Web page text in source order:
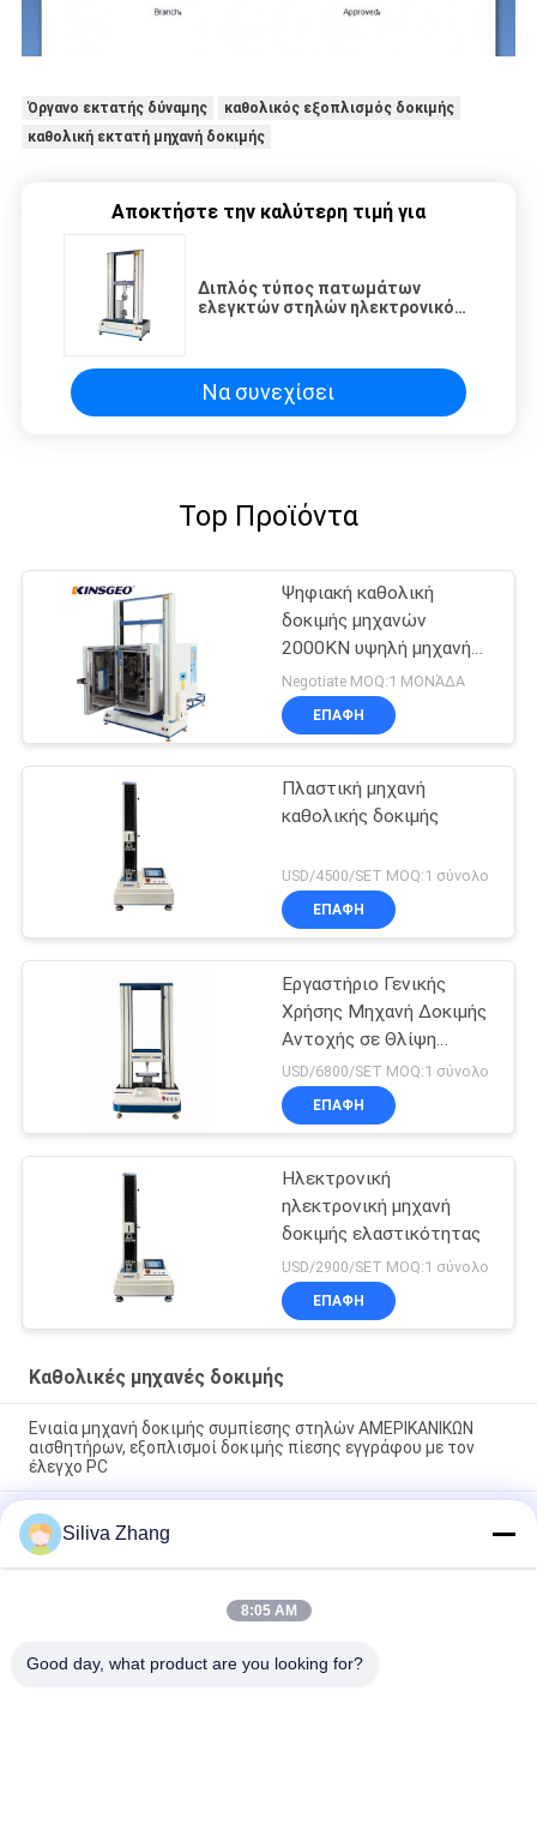
Όργανο εκτατής δύναμης
καθολικός εξοπλισμός δοκιμής
καθολική εκτατή μηχανή δοκιμής
Αποκτήστε την καλύτερη τιμή για
Διπλός τύπος πατωμάτων
ελεγκτών στηλών ηλεκτρονικός
Να συνεχίσει
Top Προϊόντα
Ψηφιακή καθολική
δοκιμής μηχανών
2000KN υψηλή μηχανή
δοκιμής ακρίβειας
εκτατή
Negotiate MOQ:1 ΜΟΝΆΔΑ
ΕΠΑΦΉ
Πλαστική μηχανή
καθολικής δοκιμής
USD/4500/SET MOQ:1 σύνολο
ΕΠΑΦΉ
Εργαστήριο Γενικής
Χρήσης Μηχανή Δοκιμής
Αντοχής σε Θλίψη
Υλικών 5T
USD/6800/SET MOQ:1 σύνολο
ΕΠΑΦΉ
Ηλεκτρονική
ηλεκτρονική μηχανή
δοκιμής ελαστικότητας
USD/2900/SET MOQ:1 σύνολο
ΕΠΑΦΉ
Καθολικές μηχανές δοκιμής
Ενιαία μηχανή δοκιμής συμπίεσης στηλών ΑΜΕΡΙΚΑΝΙΚΩΝ
αισθητήρων, εξοπλισμοί δοκιμής πίεσης εγγράφου με τον
έλεγχο PC
Εναλλασσόμενου ρεύματος μηχανών διπλές μηχανές δοκιμής
στηλών καθολικές για το πλαστικό/το λάστιχο/το ύφασμα με
την εξουσιοδότηση 1 έτους
1~500mm/min υψηλοί μηχανές δοκιμής χαμηλής
θερμοκρασίας ταχύτητας καθολικοί/ελεγκτής συμπίεσης
Siliva Zhang
8:05 AM
Good day, what product are you looking for?